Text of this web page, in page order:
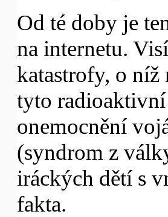
Od té doby je
na internetu.
katastrofy, o
tyto
onemocnění
(syndrom z
iráckých dětí s
fakta.